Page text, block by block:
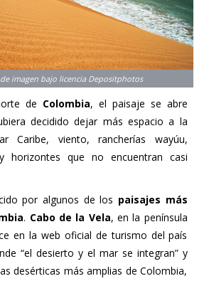
imagen bajo licencia Depositphotos
de Colombia, el paisaje se abre
decidido dejar más espacio a la
Caribe, viento, rancherías wayúu,
horizontes que no encuentran casi
por algunos de los paisajes más
. Cabo de la Vela, en la península
en la web oficial de turismo del país
“el desierto y el mar se integran” y
desérticas más amplias de Colombia,